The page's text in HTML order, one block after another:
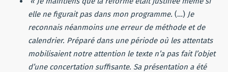
elle ne figurait pas dans mon programme. (…) Je
reconnais néanmoins une erreur de méthode et de
calendrier. Préparé dans une période où les attentats
mobilisaient notre attention le texte n’a pas fait l’objet
d’une concertation suffisante. Sa présentation a été